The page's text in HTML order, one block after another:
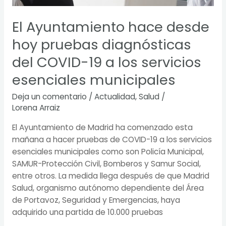
El Ayuntamiento hace desde
hoy pruebas diagnósticas
del COVID-19 a los servicios
esenciales municipales
Deja un comentario / Actualidad,Salud /
Lorena Arraiz
El Ayuntamiento de Madrid ha comenzado esta
mañana a hacer pruebas de COVID-19 a los servicios
esenciales municipales como son Policía Municipal,
SAMUR-Protección Civil, Bomberos y Samur Social,
entre otros. La medida llega después de que Madrid
Salud, organismo autónomo dependiente del Área
de Portavoz, Seguridad y Emergencias, haya
adquirido una partida de 10.000 pruebas